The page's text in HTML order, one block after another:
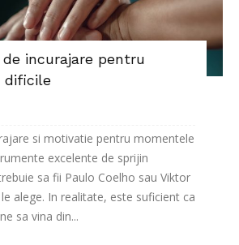
incurajare pentru
dificile
si motivatie pentru momentele
excelente de sprijin
sa fii Paulo Coelho sau Viktor
alege. In realitate, este suficient ca
sa vina din...